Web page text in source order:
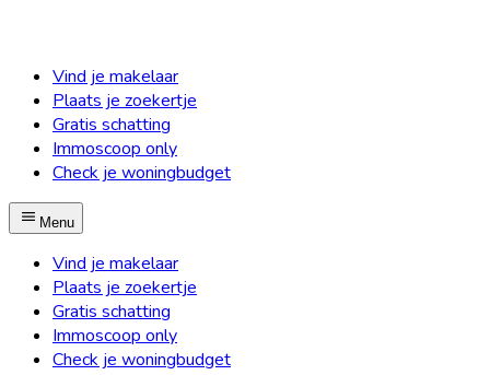
Vind je makelaar
Plaats je zoekertje
Gratis schatting
Immoscoop only
Check je woningbudget
Menu
Vind je makelaar
Plaats je zoekertje
Gratis schatting
Immoscoop only
Check je woningbudget